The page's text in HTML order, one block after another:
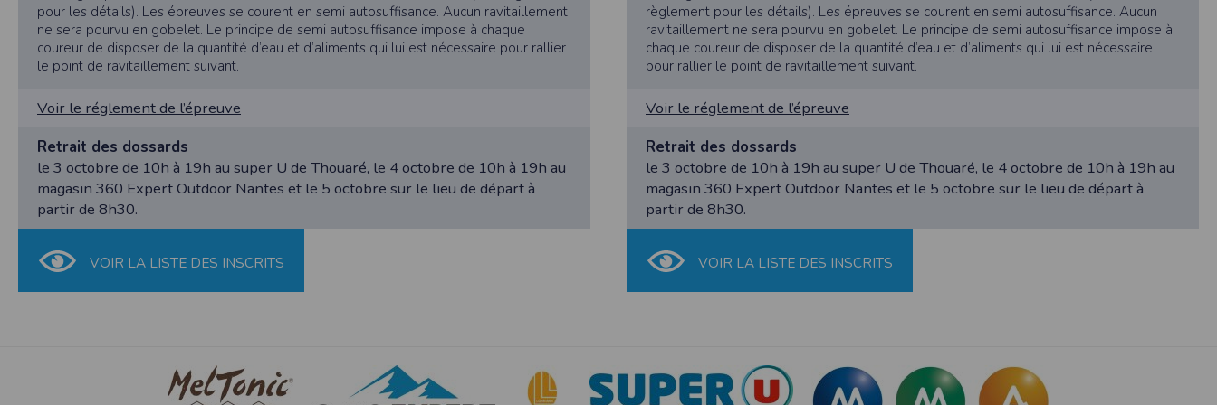
pour les détails). Les épreuves se courent en semi autosuffisance. Aucun ravitaillement
ne sera pourvu en gobelet. Le principe de semi autosuffisance impose à chaque
coureur de disposer de la quantité d’eau et d’aliments qui lui est nécessaire pour rallier
le point de ravitaillement suivant.
Voir le réglement de l’épreuve
Retrait des dossards
le 3 octobre de 10h à 19h au super U de Thouaré, le 4 octobre de 10h à 19h au
magasin 360 Expert Outdoor Nantes et le 5 octobre sur le lieu de départ à
partir de 8h30.
VOIR LA LISTE DES INSCRITS
règlement pour les détails). Les épreuves se courent en semi autosuffisance. Aucun
ravitaillement ne sera pourvu en gobelet. Le principe de semi autosuffisance impose à
chaque coureur de disposer de la quantité d’eau et d’aliments qui lui est nécessaire
pour rallier le point de ravitaillement suivant.
Voir le réglement de l’épreuve
Retrait des dossards
le 3 octobre de 10h à 19h au super U de Thouaré, le 4 octobre de 10h à 19h au
magasin 360 Expert Outdoor Nantes et le 5 octobre sur le lieu de départ à
partir de 8h30.
VOIR LA LISTE DES INSCRITS
nécessaire de suivre la localisation de votre appareil lorsque vous utilisez l'application. Si vous souhaitez mettre fin au suivi de la localisation de votre appareil,
vous pouvez le faire à tout moment en ajustant les paramètres de votre appareil.
Partage d'informations entre utilisateurs.
Cette application nécessite des autorisations pour l'appareil photo si l'utilisateur souhaite télécharger une photo dans la galerie. Nous recueillons des
Cette application ne requiert pas d'informations de vos contacts.
Informations sur le paiement
Aucun paiement n'étant effectué dans l'application, aucune information sur vos cartes de crédit ou de débit ne sera collectée.
Traduction in English :
This app requires camera permissions if the user is interested in uploading a photo to the gallery. We collect information from the photos you share. This app
does not require information from your contacts.
Payment information
No payment is made within the app, so no information about your credit or debit cards will be collected.